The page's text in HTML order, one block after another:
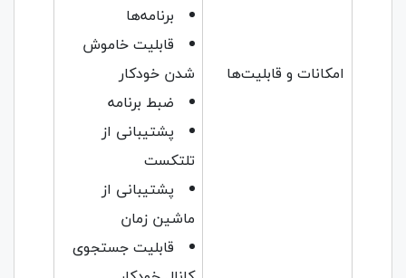
امکانات و قابلیت‌ها
برنامه‌ها
قابلیت خاموش
شدن خودکار
ضبط برنامه
پشتیبانی از
تلتکست
پشتیبانی از
ماشین زمان
قابلیت جستجوی